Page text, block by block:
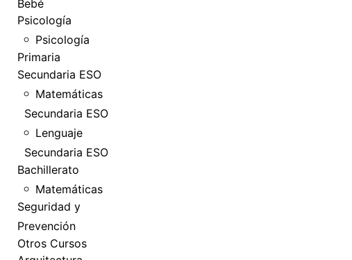
Bebé
Psicología
Psicología
Primaria
Secundaria ESO
Matemáticas
Secundaria ESO
Lenguaje
Secundaria ESO
Bachillerato
Matemáticas
Seguridad y
Prevención
Otros Cursos